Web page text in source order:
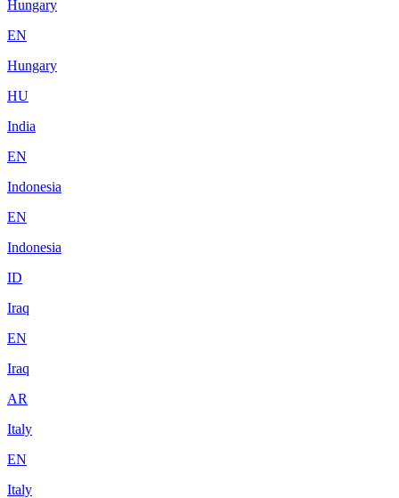
Hungary
EN
Hungary
HU
India
EN
Indonesia
EN
Indonesia
ID
Iraq
EN
Iraq
AR
Italy
EN
Italy